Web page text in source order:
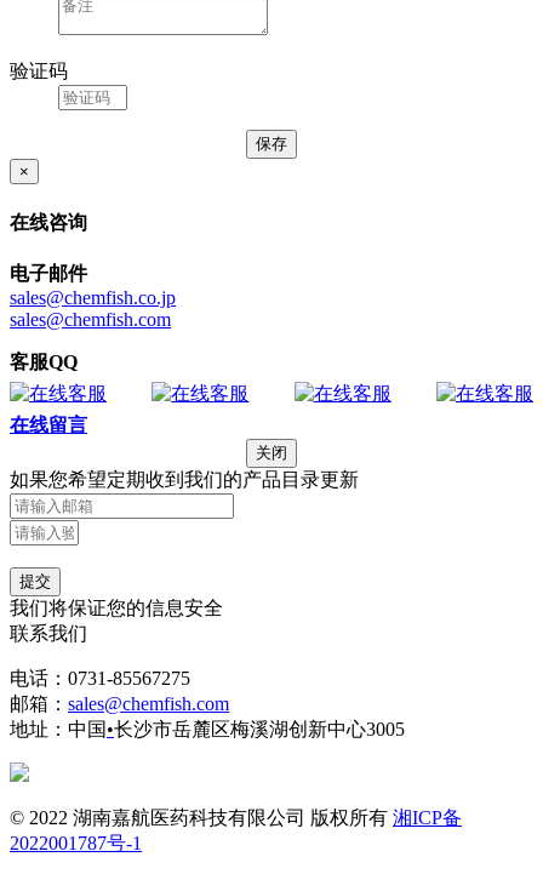
验证码
×
在线咨询
电子邮件
sales@chemfish.co.jp
sales@chemfish.com
客服QQ
在线留言
关闭
如果您希望定期收到我们的产品目录更新
提交
我们将保证您的信息安全
联系我们
电话：0731-85567275
邮箱： sales@chemfish.com
地址：中国•长沙市岳麓区梅溪湖创新中心3005
© 2022 湖南嘉航医药科技有限公司 版权所有 湘ICP备
2022001787号-1